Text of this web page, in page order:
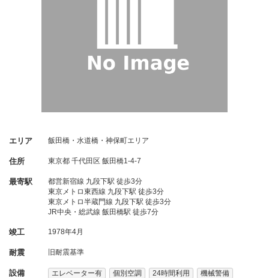
エリア 飯田橋・水道橋・神保町エリア
住所 東京都 千代田区 飯田橋1-4-7
最寄駅
都営新宿線 九段下駅 徒歩3分
東京メトロ東西線 九段下駅 徒歩3分
東京メトロ半蔵門線 九段下駅 徒歩3分
JR中央・総武線 飯田橋駅 徒歩7分
竣工 1978年4月
耐震 旧耐震基準
設備 エレベーター有 個別空調 24時間利用 機械警備